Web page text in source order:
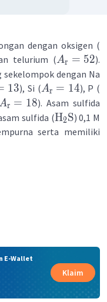
dengan oksigen (
telurium (Ar = 52).
sekelompok dengan Na
13), Si (Ar = 14), P (
r = 18). Asam sulfida
sulfida (H2S) 0,1 M
serta memiliki
E-Wallet
Klaim